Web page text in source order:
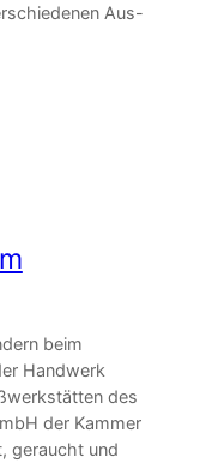
Aus-
beim
Handwerk
des
der Kammer
geraucht und